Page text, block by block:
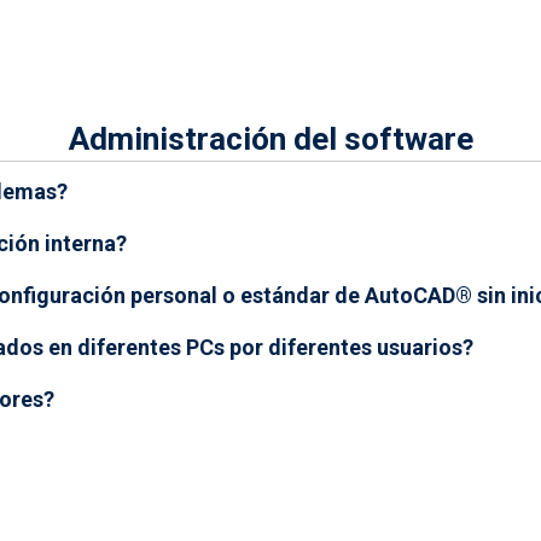
Administración del software
interna?
personal o estándar de AutoCAD® sin
en diferentes PCs por diferentes usuarios?